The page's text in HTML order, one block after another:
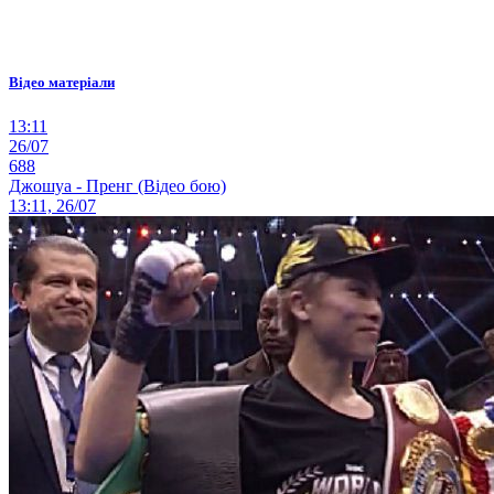
Відео матеріали
13:11
26/07
688
Джошуа - Пренг (Відео бою)
13:11, 26/07